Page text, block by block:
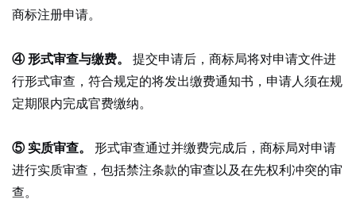
商标注册申请。
④ 形式审查与缴费。
提交申请后，商标局将对申请文件进
行形式审查，符合规定的将发出缴费通知书，申请人须在规
定期限内完成官费缴纳。
⑤ 实质审查。
形式审查通过并缴费完成后，商标局对申请
进行实质审查，包括禁注条款的审查以及在先权利冲突的审
查。